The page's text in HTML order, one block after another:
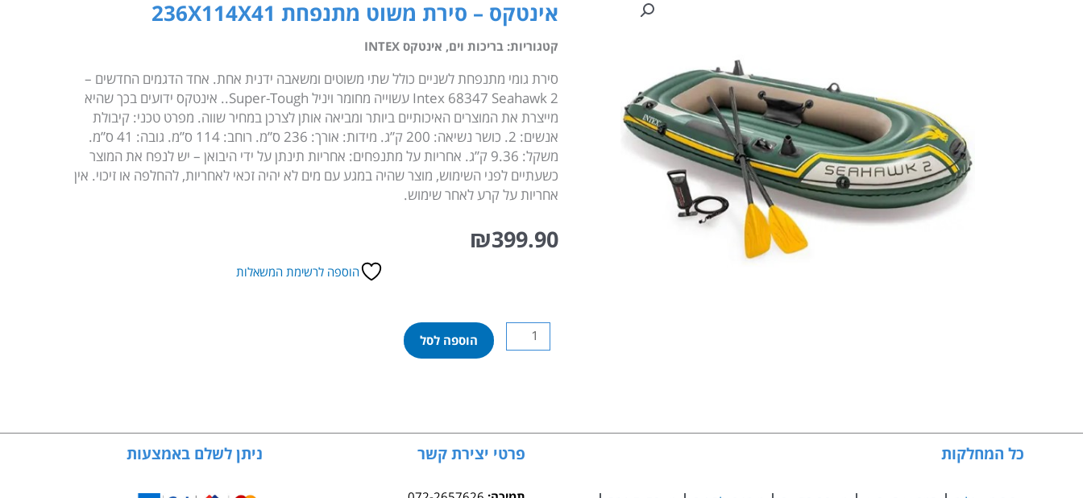
אינטקס – סירת משוט מתנפחת 236X114X41
קטגוריות:בריכות וים, אינטקס INTEX
סירת גומי מתנפחת לשניים כולל שתי משוטים ומשאבה ידנית אחת. אחד הדגמים החדשים –
Intex 68347 Seahawk 2 עשוייה מחומר ויניל Super-Tough.. אינטקס ידועים בכך שהיא
מייצרת את המוצרים האיכותיים ביותר ומביאה אותן לצרכן במחיר שווה. מפרט טכני: קיבולת
אנשים: 2. כושר נשיאה: 200 ק”ג. מידות: אורך: 236 ס”מ. רוחב: 114 ס”מ. גובה: 41 ס”מ.
משקל: 9.36 ק”ג. אחריות על מתנפחים: אחריות תינתן על ידי היבואן – יש לנפח את המוצר
כשעתיים לפני השימוש, מוצר שהיה במגע עם מים לא יהיה זכאי לאחריות, להחלפה או זיכוי. אין
אחריות על קרע לאחר שימוש.
₪399.90
הוספה לרשימת המשאלות
כמות
של
מתנפחת
הוספה לסל
כל המחלקות פרטי יצירת קשר ניתן לשלם באמצעות